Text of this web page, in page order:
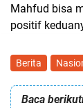
Mahfud bisa
positif
Berita
Baca